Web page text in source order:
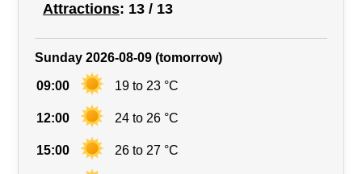
Attractions: 13 / 13
Sunday 2026-08-09 (tomorrow)
09:00 19 to 23 °C
12:00 24 to 26 °C
15:00 26 to 27 °C